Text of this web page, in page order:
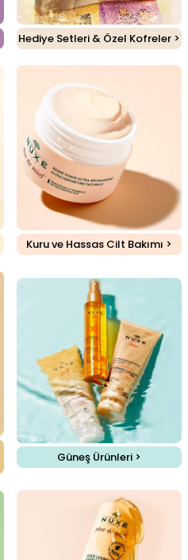
Hediye Setleri & Özel Kofreler >
Kuru ve Hassas Cilt Bakımı >
Güneş Ürünleri >